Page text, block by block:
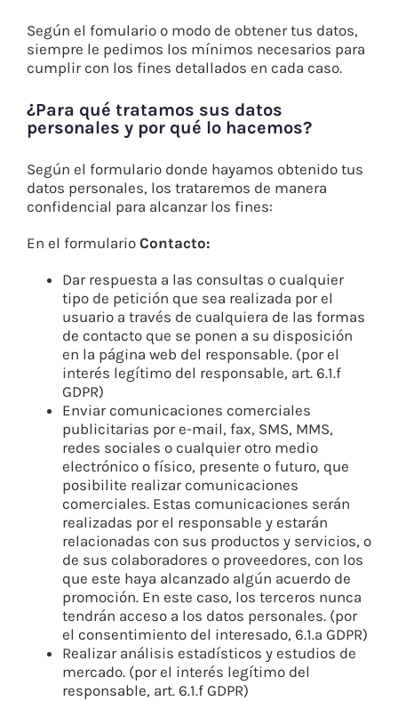
Según el fomulario o modo de obtener tus datos,
siempre le pedimos los mínimos necesarios para
cumplir con los fines detallados en cada caso.
¿Para qué tratamos sus datos
personales y por qué lo hacemos?
Según el formulario donde hayamos obtenido tus
datos personales, los trataremos de manera
confidencial para alcanzar los fines:
En el formulario Contacto:
Dar respuesta a las consultas o cualquier
tipo de petición que sea realizada por el
usuario a través de cualquiera de las formas
de contacto que se ponen a su disposición
en la página web del responsable. (por el
interés legítimo del responsable, art. 6.1.f
GDPR)
Enviar comunicaciones comerciales
publicitarias por e-mail, fax, SMS, MMS,
redes sociales o cualquier otro medio
electrónico o físico, presente o futuro, que
posibilite realizar comunicaciones
comerciales. Estas comunicaciones serán
realizadas por el responsable y estarán
relacionadas con sus productos y servicios, o
de sus colaboradores o proveedores, con los
que este haya alcanzado algún acuerdo de
promoción. En este caso, los terceros nunca
tendrán acceso a los datos personales. (por
el consentimiento del interesado, 6.1.a GDPR)
Realizar análisis estadísticos y estudios de
mercado. (por el interés legítimo del
responsable, art. 6.1.f GDPR)